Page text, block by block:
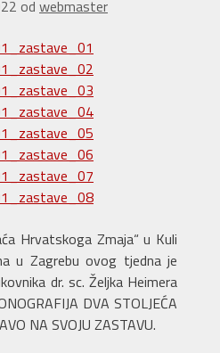
od webmaster
Hrvatskoga Zmaja“ u Kuli
u Zagrebu ovog tjedna je
dr. sc. Željka Heimera
DVA STOLJEĆA
NA SVOJU ZASTAVU.